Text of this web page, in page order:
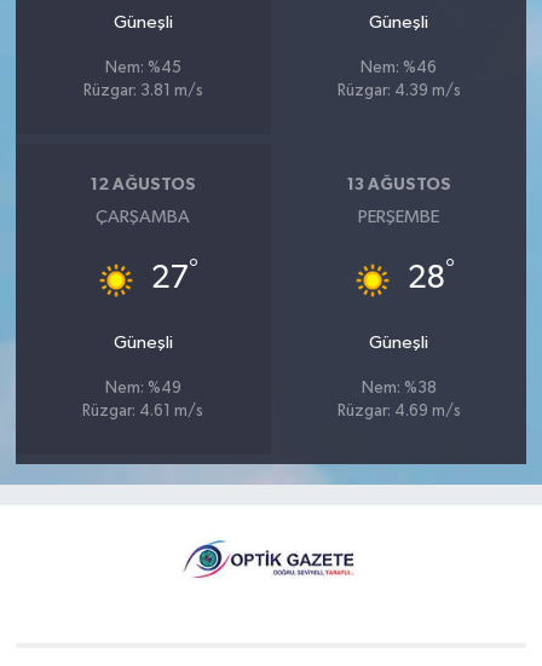
Güneşli
Nem: %45
Rüzgar: 3.81 m/s
Güneşli
Nem: %46
Rüzgar: 4.39 m/s
12 AĞUSTOS
ÇARŞAMBA
27°
Güneşli
Nem: %49
Rüzgar: 4.61 m/s
13 AĞUSTOS
PERŞEMBE
28°
Güneşli
Nem: %38
Rüzgar: 4.69 m/s